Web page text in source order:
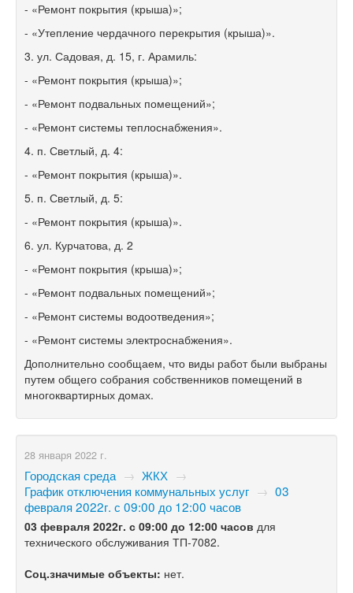
- «Ремонт покрытия (крыша)»;
- «Утепление чердачного перекрытия (крыша)».
3. ул. Садовая, д. 15, г. Арамиль:
- «Ремонт покрытия (крыша)»;
- «Ремонт подвальных помещений»;
- «Ремонт системы теплоснабжения».
4. п. Светлый, д. 4:
- «Ремонт покрытия (крыша)».
5. п. Светлый, д. 5:
- «Ремонт покрытия (крыша)».
6. ул. Курчатова, д. 2
- «Ремонт покрытия (крыша)»;
- «Ремонт подвальных помещений»;
- «Ремонт системы водоотведения»;
- «Ремонт системы электроснабжения».
Дополнительно сообщаем, что виды работ были выбраны
путем общего собрания собственников помещений в
многоквартирных домах.
28 января 2022 г.
Городская среда → ЖКХ →
График отключения коммунальных услуг → 03
февраля 2022г. с 09:00 до 12:00 часов
03 февраля 2022г. с 09:00 до 12:00 часов для
технического обслуживания ТП-7082.
Соц.значимые объекты: нет.